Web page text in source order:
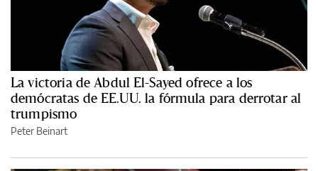
La victoria de Abdul El-Sayed ofrece a los
demócratas de EE.UU. la fórmula para derrotar al
trumpismo
Peter Beinart